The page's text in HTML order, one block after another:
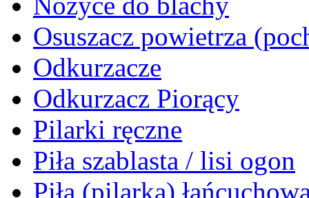
Osuszacz powietrza
Odkurzacze
Odkurzacz Piorący
Pilarki ręczne
Piła szablasta / lisi ogon
Piła (pilarka)